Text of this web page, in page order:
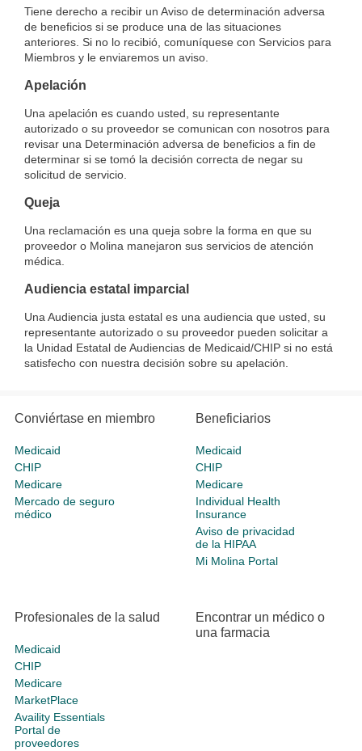
Tiene derecho a recibir un Aviso de determinación adversa
de beneficios si se produce una de las situaciones
anteriores. Si no lo recibió, comuníquese con Servicios para
Miembros y le enviaremos un aviso.
Apelación
Una apelación es cuando usted, su representante
autorizado o su proveedor se comunican con nosotros para
revisar una Determinación adversa de beneficios a fin de
determinar si se tomó la decisión correcta de negar su
solicitud de servicio.
Queja
Una reclamación es una queja sobre la forma en que su
proveedor o Molina manejaron sus servicios de atención
médica.
Audiencia estatal imparcial
Una Audiencia justa estatal es una audiencia que usted, su
representante autorizado o su proveedor pueden solicitar a
la Unidad Estatal de Audiencias de Medicaid/CHIP si no está
satisfecho con nuestra decisión sobre su apelación.
Conviértase en miembro
Medicaid
CHIP
Medicare
Mercado de seguro
médico
Beneficiarios
Medicaid
CHIP
Medicare
Individual Health
Insurance
Aviso de privacidad
de la HIPAA
Mi Molina Portal
Profesionales de la salud
Medicaid
CHIP
Medicare
MarketPlace
Availity Essentials
Portal de
proveedores
Encontrar un médico o
una farmacia